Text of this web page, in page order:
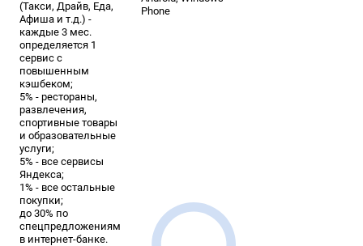
(Такси, Драйв, Еда,
Афиша и т.д.) -
каждые 3 мес.
определяется 1
сервис с
повышенным
кэшбеком;
5% - рестораны,
развлечения,
спортивные товары
и образовательные
услуги;
5% - все сервисы
Яндекса;
1% - все остальные
покупки;
до 30% по
спецпредложениям
в интернет-банке.
Phone